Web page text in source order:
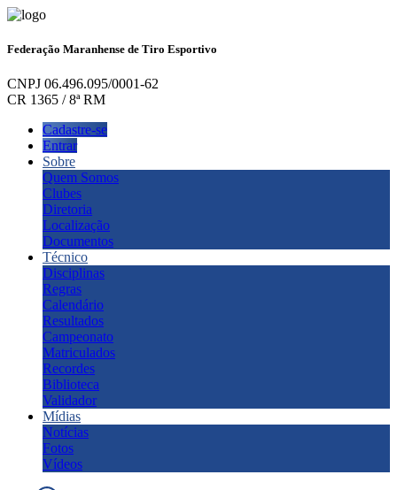
Federação Maranhense de Tiro Esportivo
CNPJ 06.496.095/0001-62
CR 1365 / 8ª RM
Cadastre-se
Entrar
Sobre
Quem Somos
Clubes
Diretoria
Localização
Documentos
Técnico
Disciplinas
Regras
Calendário
Resultados
Campeonato
Matriculados
Recordes
Biblioteca
Validador
Mídias
Notícias
Fotos
Vídeos